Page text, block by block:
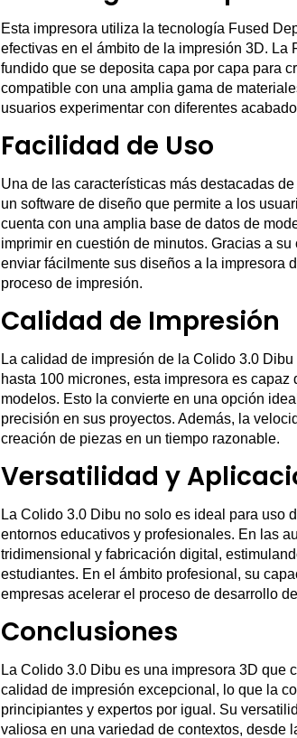
Esta impresora utiliza la tecnología Fused
efectivas en el ámbito de la impresión 3D.
fundido que se deposita capa por capa para
compatible con una amplia gama de
usuarios experimentar con diferentes
Facilidad de Uso
Una de las características más destacadas
un software de diseño que permite a los
cuenta con una amplia base de datos de
imprimir en cuestión de minutos. Gracias a
enviar fácilmente sus diseños a la impresora
proceso de impresión.
Calidad de Impresión
La calidad de impresión de la Colido 3.0
hasta 100 micrones, esta impresora es
modelos. Esto la convierte en una opción
precisión en sus proyectos. Además, la
creación de piezas en un tiempo razonable.
Versatilidad y
La Colido 3.0 Dibu no solo es ideal para uso
entornos educativos y profesionales. En las
tridimensional y fabricación digital,
estudiantes. En el ámbito profesional, su
empresas acelerar el proceso de desarrollo
Conclusiones
La Colido 3.0 Dibu es una impresora 3D que
calidad de impresión excepcional, lo que la
principiantes y expertos por igual. Su
valiosa en una variedad de contextos, desde